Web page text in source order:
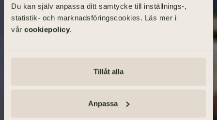
Du kan själv anpassa ditt samtycke till inställnings-,
statistik- och marknadsföringscookies. Läs mer i
vår cookiepolicy.
Tillåt alla
Anpassa